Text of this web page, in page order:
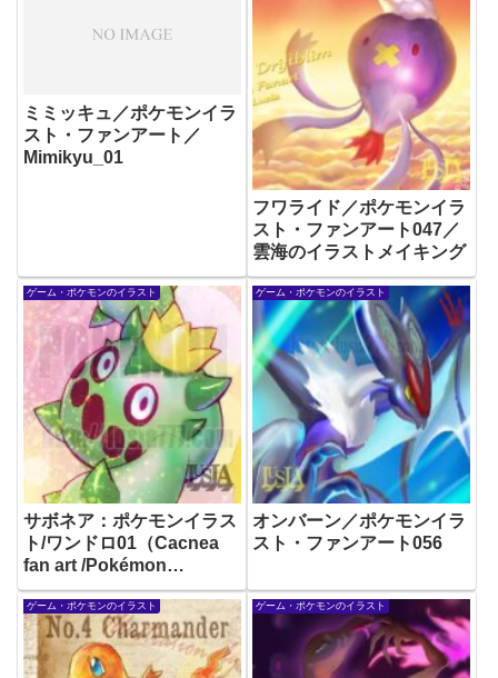
ミミッキュ／ポケモンイラ
スト・ファンアート／
Mimikyu_01
フワライド／ポケモンイラ
スト・ファンアート047／
雲海のイラストメイキング
ゲーム・ポケモンのイラスト
サボネア：ポケモンイラス
ト/ワンドロ01（Cacnea
fan art /Pokémon
illustration）
ゲーム・ポケモンのイラスト
オンバーン／ポケモンイラ
スト・ファンアート056
ゲーム・ポケモンのイラスト ゲーム・ポケモンのイラスト